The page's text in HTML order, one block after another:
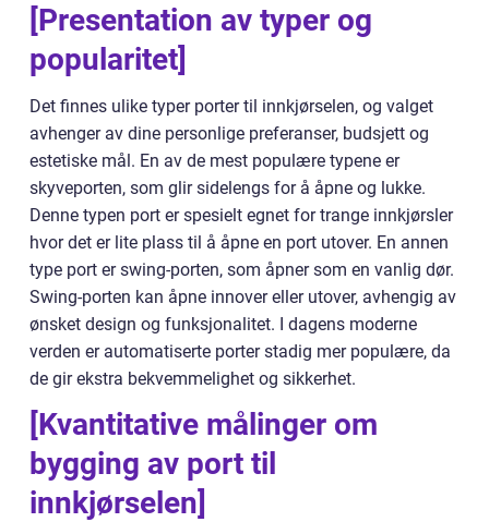
[Presentation av typer og
popularitet]
Det finnes ulike typer porter til innkjørselen, og valget
avhenger av dine personlige preferanser, budsjett og
estetiske mål. En av de mest populære typene er
skyveporten, som glir sidelengs for å åpne og lukke.
Denne typen port er spesielt egnet for trange innkjørsler
hvor det er lite plass til å åpne en port utover. En annen
type port er swing-porten, som åpner som en vanlig dør.
Swing-porten kan åpne innover eller utover, avhengig av
ønsket design og funksjonalitet. I dagens moderne
verden er automatiserte porter stadig mer populære, da
de gir ekstra bekvemmelighet og sikkerhet.
[Kvantitative målinger om
bygging av port til
innkjørselen]